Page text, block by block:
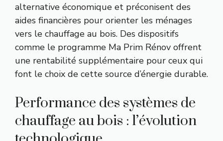
alternative économique et préconisent des
aides financières pour orienter les ménages
vers le chauffage au bois. Des dispositifs
comme le programme Ma Prim Rénov offrent
une rentabilité supplémentaire pour ceux qui
font le choix de cette source d’énergie durable.
Performance des systèmes de
chauffage au bois : l’évolution